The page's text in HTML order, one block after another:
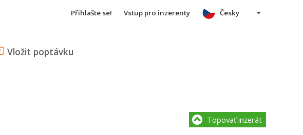
Přihlašte se! Vstup pro inzerenty
Vložit poptávku
Česky
Topovať inzerát